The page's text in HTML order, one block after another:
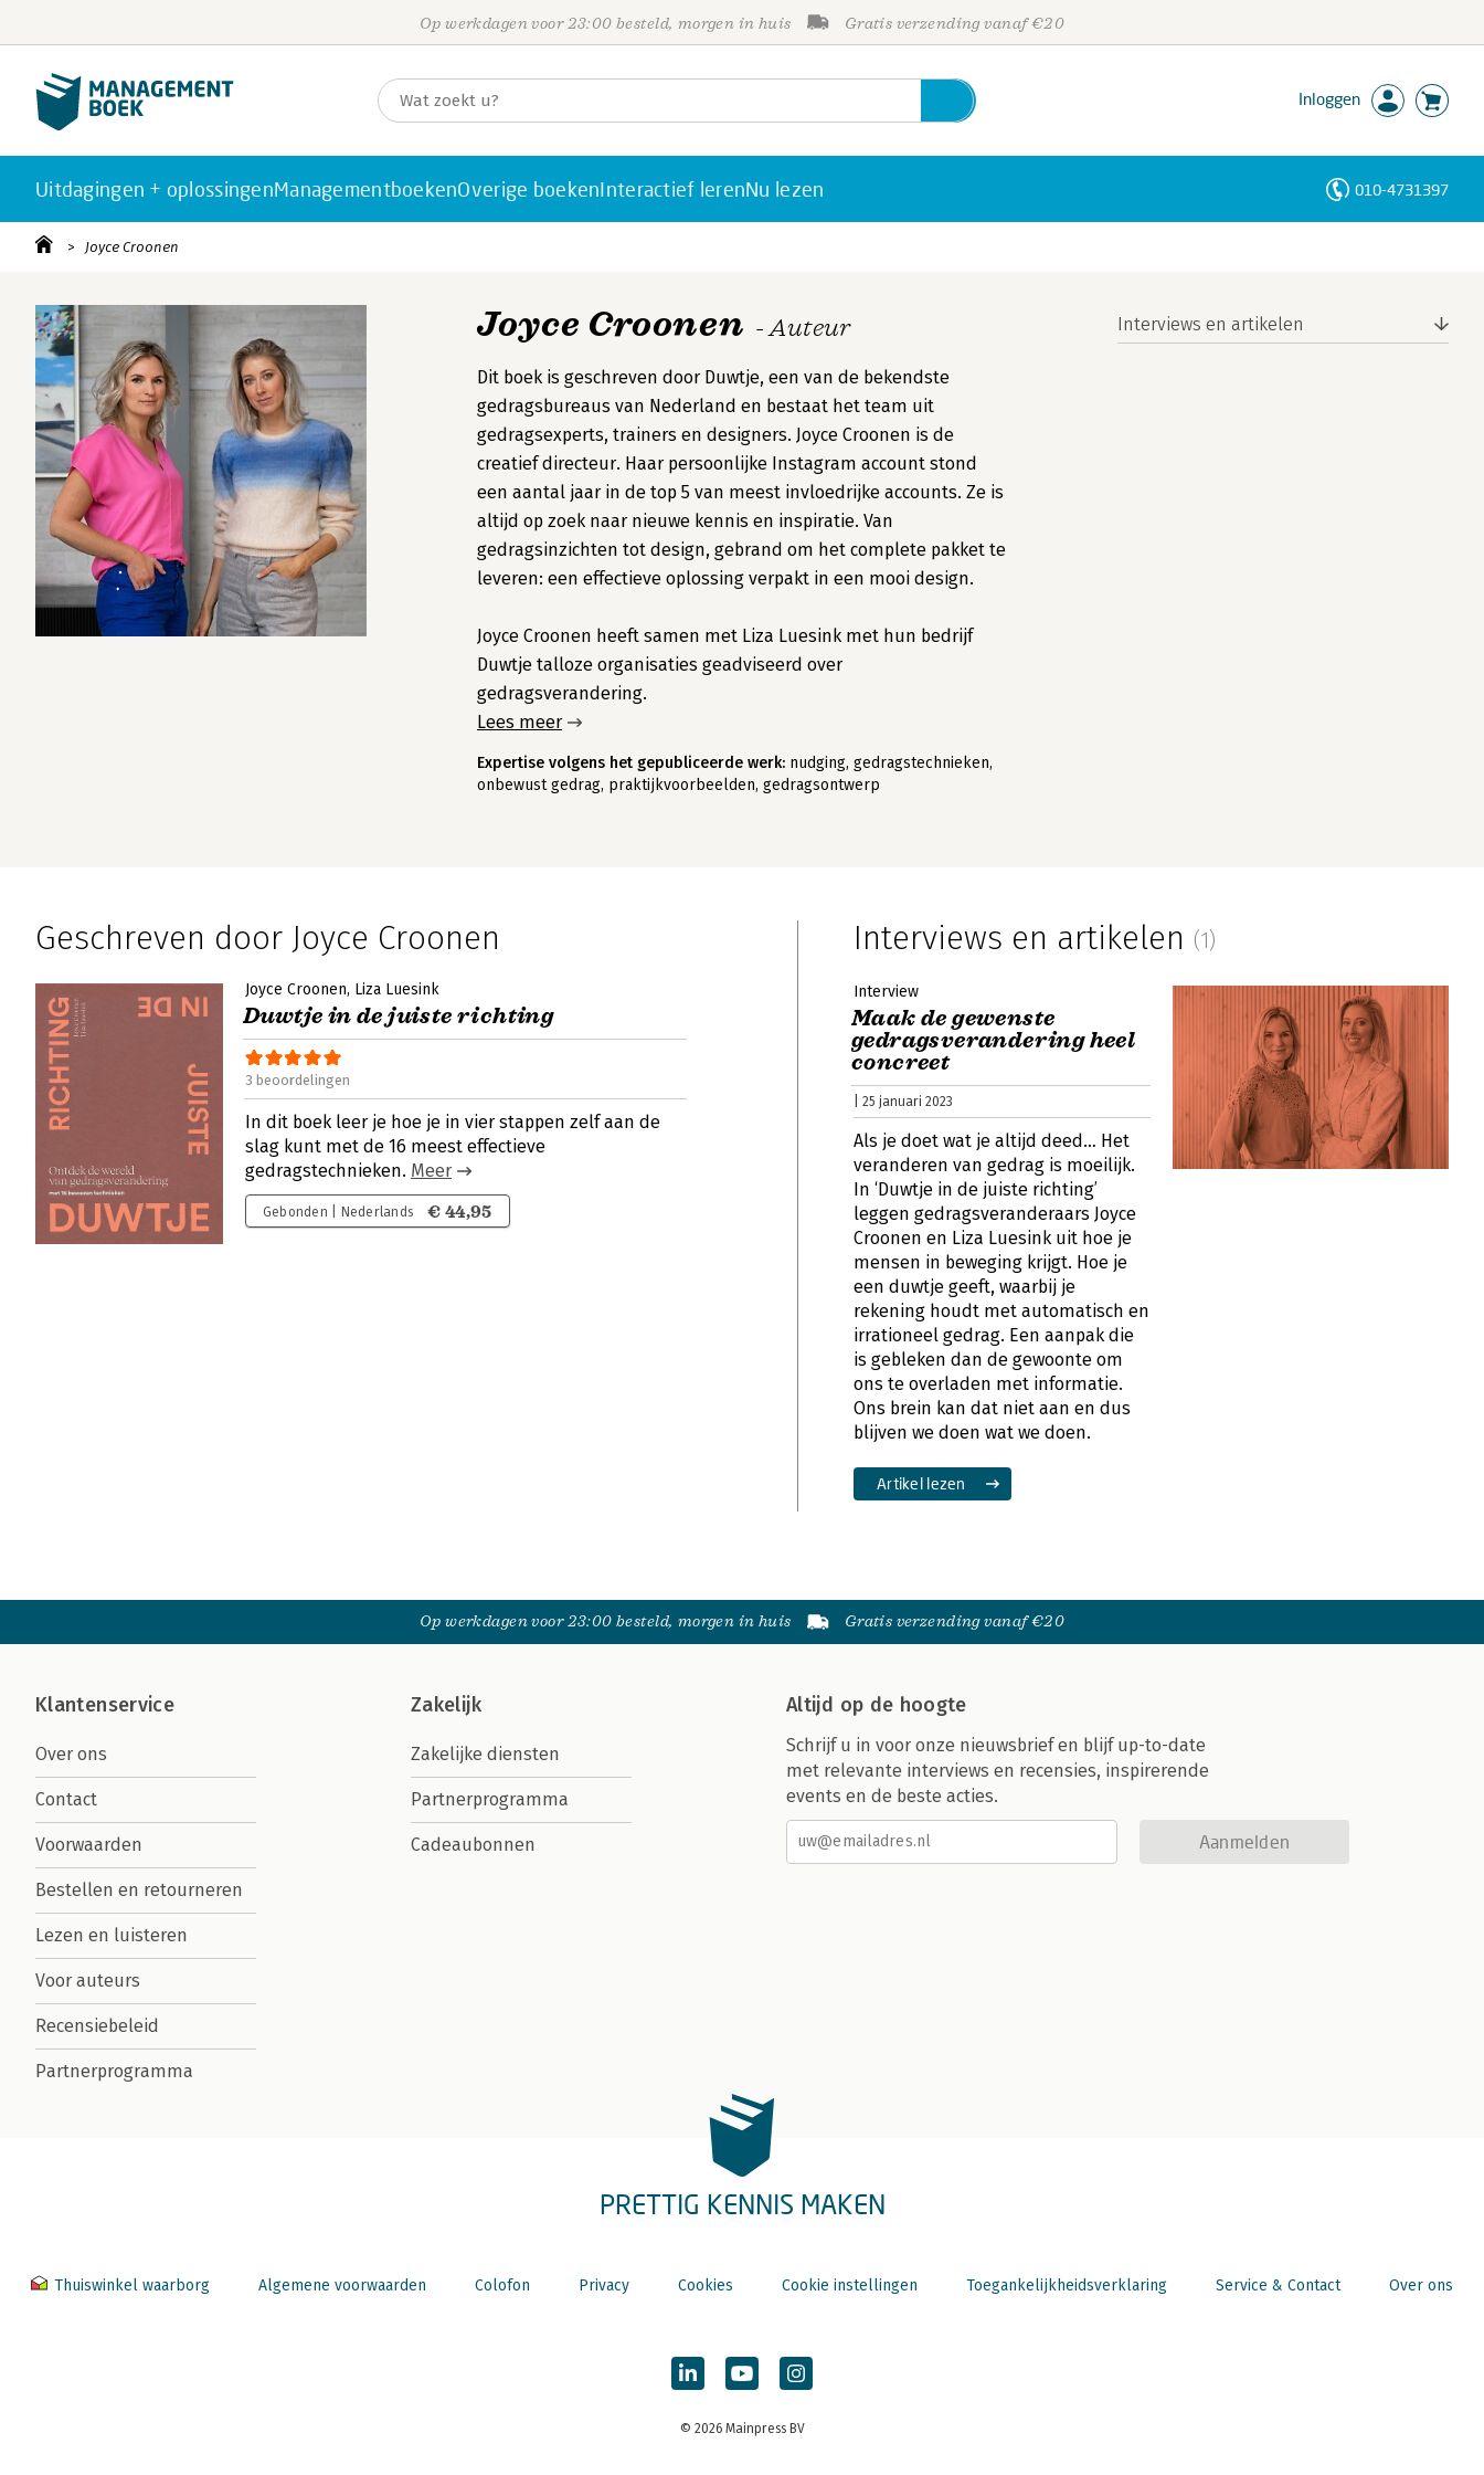
Op werkdagen voor 23:00 besteld, morgen in huis Gratis verzending vanaf €20
Inloggen
Uitdagingen + oplossingenManagementboekenOverige boekenInteractief lerenNu lezen 010-4731397
Joyce Croonen
Joyce Croonen - Auteur
Dit boek is geschreven door Duwtje, een van de bekendste
gedragsbureaus van Nederland en bestaat het team uit
gedragsexperts, trainers en designers. Joyce Croonen is de
creatief directeur. Haar persoonlijke Instagram account stond
een aantal jaar in de top 5 van meest invloedrijke accounts. Ze is
altijd op zoek naar nieuwe kennis en inspiratie. Van
gedragsinzichten tot design, gebrand om het complete pakket te
leveren: een effectieve oplossing verpakt in een mooi design.
Joyce Croonen heeft samen met Liza Luesink met hun bedrijf
Duwtje talloze organisaties geadviseerd over
gedragsverandering.
Lees meer
Expertise volgens het gepubliceerde werk: nudging, gedragstechnieken,
onbewust gedrag, praktijkvoorbeelden, gedragsontwerp
Interviews en artikelen
Geschreven door Joyce Croonen
Joyce Croonen Liza Luesink
Duwtje in de juiste richting
3 beoordelingen
In dit boek leer je hoe je in vier stappen zelf aan de
slag kunt met de 16 meest effectieve
gedragstechnieken. Meer
Gebonden | Nederlands € 44,95
Interviews en artikelen (1)
Interview
Maak de gewenste
gedragsverandering heel
concreet
| 25 januari 2023
Als je doet wat je altijd deed… Het
veranderen van gedrag is moeilijk.
In ‘Duwtje in de juiste richting’
leggen gedragsveranderaars Joyce
Croonen en Liza Luesink uit hoe je
mensen in beweging krijgt. Hoe je
een duwtje geeft, waarbij je
rekening houdt met automatisch en
irrationeel gedrag. Een aanpak die
is gebleken dan de gewoonte om
ons te overladen met informatie.
Ons brein kan dat niet aan en dus
blijven we doen wat we doen.
Artikel lezen
Op werkdagen voor 23:00 besteld, morgen in huis Gratis verzending vanaf €20
Klantenservice
Over ons
Contact
Voorwaarden
Bestellen en retourneren
Lezen en luisteren
Voor auteurs
Recensiebeleid
Partnerprogramma
Zakelijk
Zakelijke diensten
Partnerprogramma
Cadeaubonnen
Altijd op de hoogte
Schrijf u in voor onze nieuwsbrief en blijf up-to-date
met relevante interviews en recensies, inspirerende
events en de beste acties.
Aanmelden
PRETTIG KENNIS MAKEN
Thuiswinkel waarborg Algemene voorwaarden Colofon Privacy Cookies Cookie instellingen Toegankelijkheidsverklaring Service & Contact Over ons
© 2026 Mainpress BV
Personen